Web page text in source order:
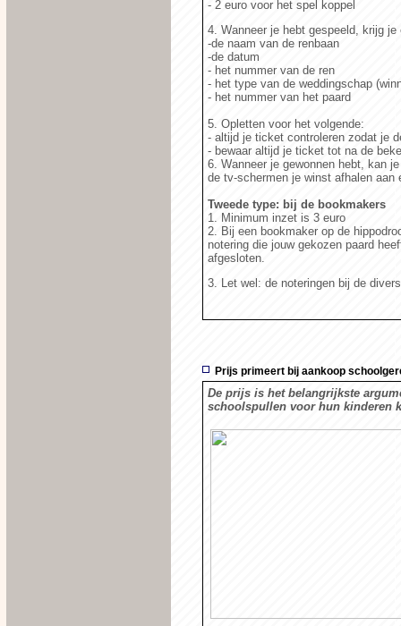
- 2 euro voor het spel koppel
4. Wanneer je hebt gespeeld, krijg
-de naam van de renbaan
-de datum
- het nummer van de ren
- het type van de weddingschap
- het nummer van het paard
5. Opletten voor het volgende:
- altijd je ticket controleren zodat je
- bewaar altijd je ticket tot na de
6. Wanneer je gewonnen hebt, kan
de tv-schermen je winst afhalen aan
Tweede type: bij de bookmakers
1. Minimum inzet is 3 euro
2. Bij een bookmaker op de
notering die jouw gekozen paard
afgesloten.
3. Let wel: de noteringen bij de
Prijs primeert bij aankoop
De prijs is het belangrijkste
schoolspullen voor hun kinderen